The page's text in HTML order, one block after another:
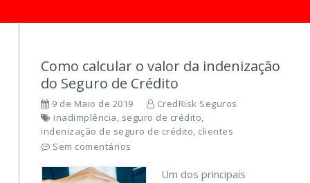
Como calcular o valor da indenização
do Seguro de Crédito
9 de Maio de 2019
CredRisk Seguros
inadimplência, seguro de crédito,
indenização de seguro de crédito, clientes
Sem comentários
Um dos principais